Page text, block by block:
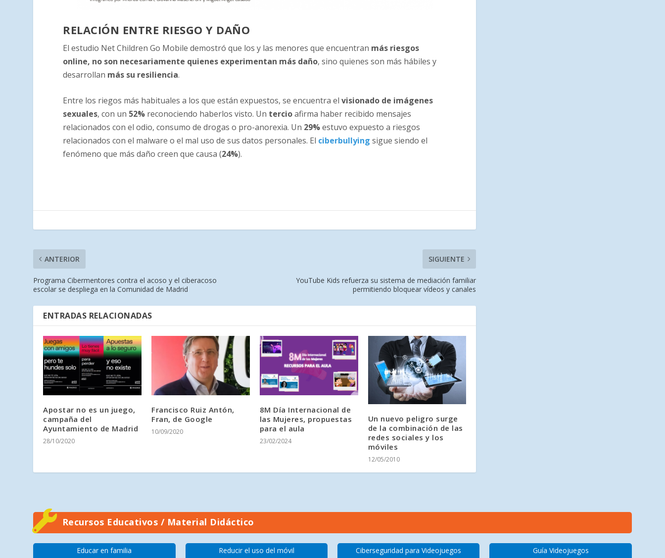
RELACIÓN ENTRE RIESGO Y DAÑO
El estudio Net Children Go Mobile demostró que los y las menores que encuentran más riesgos
online, no son necesariamente quienes experimentan más daño, sino quienes son más hábiles y
desarrollan más su resiliencia.
Entre los riegos más habituales a los que están expuestos, se encuentra elvisionado de imágenes
sexuales, con un 52% reconociendo haberlos visto. Un tercioafirma haber recibido mensajes
relacionados con el odio, consumo de drogas o pro-anorexia. Un 29%estuvo expuesto a riesgos
relacionados con el malware o el mal uso de sus datos personales. El ciberbullying sigue siendo el
fenómeno que más daño creen que causa (24%).
ANTERIOR
Programa Cibermentores contra el acoso y el ciberacoso
escolar se despliega en la Comunidad de Madrid
SIGUIENTE
YouTube Kids refuerza su sistema de mediación familiar
permitiendo bloquear vídeos y canales
ENTRADAS RELACIONADAS
Apostar no es un juego,
campaña del
Ayuntamiento de Madrid
28/10/2020
Francisco Ruiz Antón,
Fran, de Google
10/09/2020
8M Día Internacional de
las Mujeres, propuestas
para el aula
23/02/2024
Un nuevo peligro surge
de la combinación de las
redes sociales y los
móviles
12/05/2010
Recursos Educativos / Material Didáctico
Educar en familia Reducir el uso del móvil Ciberseguridad para Videojuegos Guía Videojuegos